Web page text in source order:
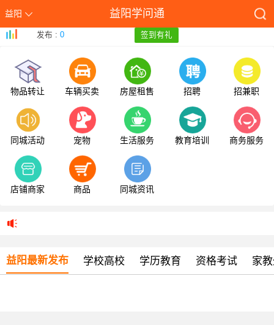
益阳 益阳学问通
发布 :0 签到有礼
物品转让 车辆买卖 房屋租售 招聘 招兼职
同城活动 宠物 生活服务 教育培训 商务服务
店铺商家 商品 同城资讯
益阳最新发布 学校高校 学历教育 资格考试 家